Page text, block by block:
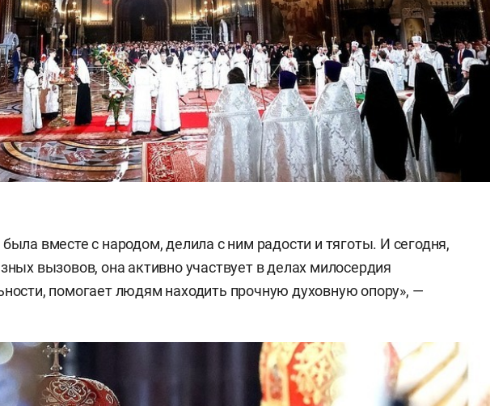
вместе с народом, делила с ним радости и тяготы. И сегодня,
вызовов, она активно участвует в делах милосердия
помогает людям находить прочную духовную опору», —